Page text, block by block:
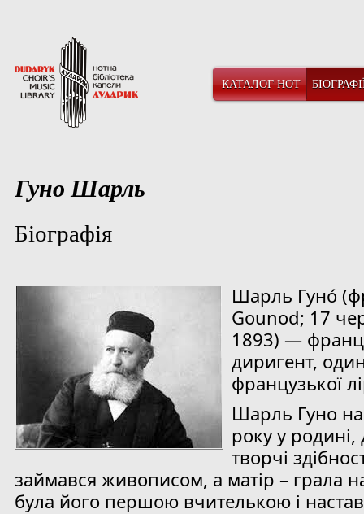
КАТАЛОГ НОТ
Гуно Шарль
Біографія
Шарль Гуно́
Gounod; 17
1893) —
диригент,
французької
Шарль Гуно
року у родині,
творчі
займався живописом, а матір – грала
була його першою вчителькою і